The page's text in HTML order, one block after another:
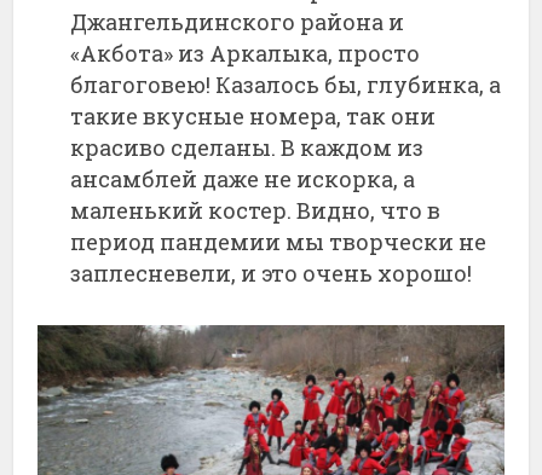
Джангельдинского района и
«Акбота» из Аркалыка, просто
благоговею! Казалось бы, глубинка, а
такие вкусные номера, так они
красиво сделаны. В каждом из
ансамблей даже не искорка, а
маленький костер. Видно, что в
период пандемии мы творчески не
заплесневели, и это очень хорошо!